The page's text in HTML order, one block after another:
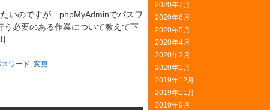
いのですが、phpMyAdminでパスワ
必要のある作業について教えて下
ワード, 変更
2020年7月
2020年6月
2020年5月
2020年4月
2020年2月
2020年1月
2019年12月
2019年11月
2019年9月